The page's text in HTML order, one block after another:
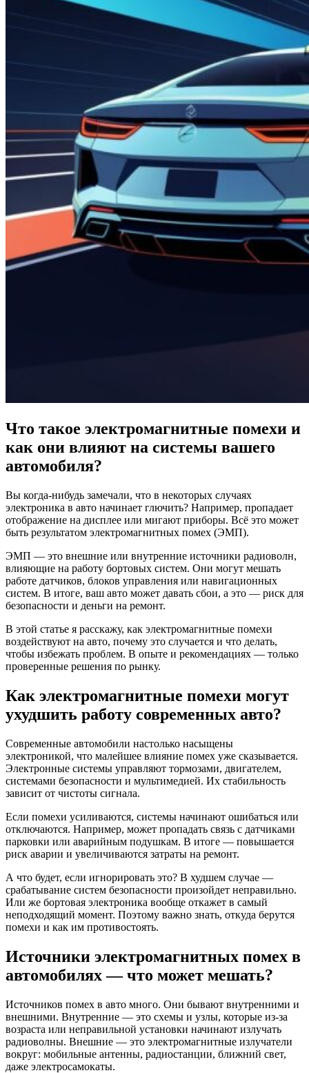
Что такое электромагнитные помехи и
как они влияют на системы вашего
автомобиля?
Вы когда-нибудь замечали, что в некоторых случаях
электроника в авто начинает глючить? Например, пропадает
отображение на дисплее или мигают приборы. Всё это может
быть результатом электромагнитных помех (ЭМП).
ЭМП — это внешние или внутренние источники радиоволн,
влияющие на работу бортовых систем. Они могут мешать
работе датчиков, блоков управления или навигационных
систем. В итоге, ваш авто может давать сбои, а это — риск для
безопасности и деньги на ремонт.
В этой статье я расскажу, как электромагнитные помехи
воздействуют на авто, почему это случается и что делать,
чтобы избежать проблем. В опыте и рекомендациях — только
проверенные решения по рынку.
Как электромагнитные помехи могут
ухудшить работу современных авто?
Современные автомобили настолько насыщены
электроникой, что малейшее влияние помех уже сказывается.
Электронные системы управляют тормозами, двигателем,
системами безопасности и мультимедией. Их стабильность
зависит от чистоты сигнала.
Если помехи усиливаются, системы начинают ошибаться или
отключаются. Например, может пропадать связь с датчиками
парковки или аварийным подушкам. В итоге — повышается
риск аварии и увеличиваются затраты на ремонт.
А что будет, если игнорировать это? В худшем случае —
срабатывание систем безопасности произойдет неправильно.
Или же бортовая электроника вообще откажет в самый
неподходящий момент. Поэтому важно знать, откуда берутся
помехи и как им противостоять.
Источники электромагнитных помех в
автомобилях — что может мешать?
Источников помех в авто много. Они бывают внутренними и
внешними. Внутренние — это схемы и узлы, которые из-за
возраста или неправильной установки начинают излучать
радиоволны. Внешние — это электромагнитные излучатели
вокруг: мобильные антенны, радиостанции, ближний свет,
даже электросамокаты.